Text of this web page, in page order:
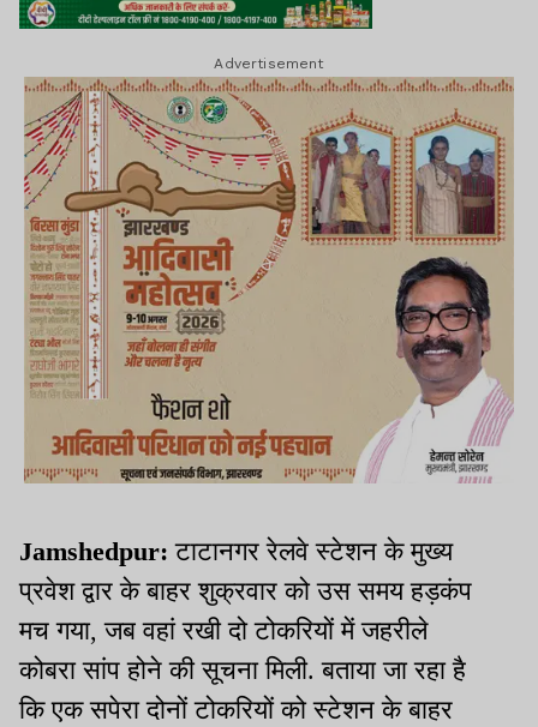
Advertisement
Jamshedpur: टाटानगर रेलवे स्टेशन के मुख्य
प्रवेश द्वार के बाहर शुक्रवार को उस समय हड़कंप
मच गया, जब वहां रखी दो टोकरियों में जहरीले
कोबरा सांप होने की सूचना मिली. बताया जा रहा है
कि एक सपेरा दोनों टोकरियों को स्टेशन के बाहर